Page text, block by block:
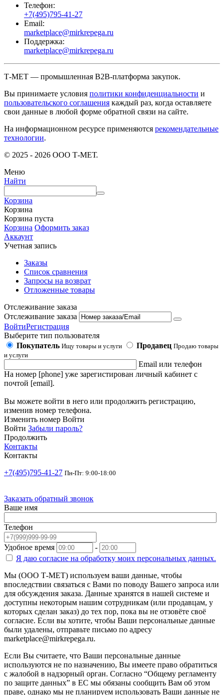
Телефон:
+7(495)795-41-27
Email:
marketplace@mirkrepega.ru
Поддержка:
marketplace@mirkrepega.ru
Т-МЕТ — промышленная B2B-платформа закупок.
Вы принимаете условия политики конфиденциальности и
пользовательского соглашения каждый раз, когда оставляете
свои данные в любой форме обратной связи на сайте.
На информационном ресурсе применяются рекомендательные
технологии.
© 2025 - 2026 ООО Т-МЕТ.
Меню
Найти
Корзина
Корзина
Корзина пуста
Корзина Оформить заказ
Аккаунт
Учетная запись
Заказы
Список сравнения
Запросы на возврат
Отложенные товары
Отслеживание заказа
Отслеживание заказа
ВойтиРегистрация
Выберите тип пользователя
Покупатель Ищу товары и услуги Продавец Продаю товары
и услуги
Email или телефон
На номер [phone] уже зарегистирован личный кабинет с
почтой [email].
Вы можете войти в него или продолжить регистрацию,
изменив номер телефона.
Изменить номер Войти
Войти Забыли пароль?
Продолжить
Контакты
Контакты
+7(495)795-41-27 Пн-Пт: 9:00-18:00
Заказать обратный звонок
Ваше имя
Телефон
Удобное время
-
Я даю согласие на обработку моих персональных данных.
Мы (ООО Т-МЕТ) используем ваши данные, чтобы
впоследствии связаться с Вами по поводу Вашего запроса или
для обсуждения заказа. Данные хранятся в нашей системе и
доступны некоторым нашим сотрудникам (или продавцам, у
которых сделан заказ) до тех пор, пока вы не отзовёте своё
согласие. Если вы хотите, чтобы Ваши персональные данные
были удалены, отправьте письмо по адресу
marketplace@mirkrepega.ru.
Если Вы считаете, что Ваши персональные данные
используются не по назначению, Вы имеете право обратиться
с жалобой в надзорный орган. Согласно “Общему регламенту
по защите данных” в ЕС мы обязаны сообщить Вам об этом
праве, однако мы не планируем использовать Ваши данные не